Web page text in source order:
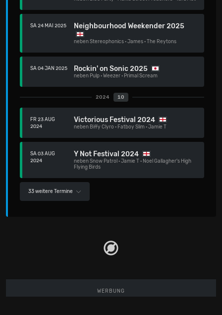
SA 24 MAI 2025 Neighbourhood Weekender 2025
nebenStereophonics·James·The Reytons
SA 04 JAN 2025 Rockin' on Sonic 2025
neben Pulp·Weezer· Primal Scream
2024 10
FR 23 AUG
2024
Victorious Festival 2024
neben Biffy Clyro · Fatboy Slim ·Jamie T
SA 03 AUG
2024
Y Not Festival 2024
nebenSnow Patrol ·Jamie T· Noel Gallagher's High
Flying Birds
33 weitere Termine
WERBUNG